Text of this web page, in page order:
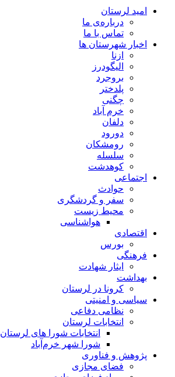
امید لرستان
درباره‌ی ما
تماس با ما
اخبار شهرستان ها
ازنا
الیگودرز
بروجرد
پلدختر
چگنی
خرم آباد
دلفان
دورود
رومشکان
سلسله
کوهدشت
اجتماعی
حوادث
سفر و گردشگری
محیط زیست
هواشناسی
اقتصادی
بورس
فرهنگی
ایثار شهادت
بهداشت
کرونا در لرستان
سیاسی و امنیتی
نظامی دفاعی
انتخابات لرستان
انتخابات شورا های لرستان
شورا شهر خرم‌آباد
پژوهش و فناوری
فضای مجازی